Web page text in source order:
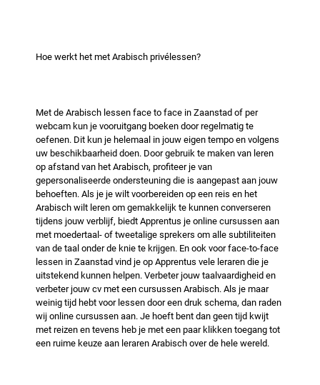
Hoe werkt het met Arabisch privélessen?
Met de Arabisch lessen face to face in Zaanstad of per
webcam kun je vooruitgang boeken door regelmatig te
oefenen. Dit kun je helemaal in jouw eigen tempo en volgens
uw beschikbaarheid doen. Door gebruik te maken van leren
op afstand van het Arabisch, profiteer je van
gepersonaliseerde ondersteuning die is aangepast aan jouw
behoeften. Als je je wilt voorbereiden op een reis en het
Arabisch wilt leren om gemakkelijk te kunnen converseren
tijdens jouw verblijf, biedt Apprentus je online cursussen aan
met moedertaal- of tweetalige sprekers om alle subtiliteiten
van de taal onder de knie te krijgen. En ook voor face-to-face
lessen in Zaanstad vind je op Apprentus vele leraren die je
uitstekend kunnen helpen. Verbeter jouw taalvaardigheid en
verbeter jouw cv met een cursussen Arabisch. Als je maar
weinig tijd hebt voor lessen door een druk schema, dan raden
wij online cursussen aan. Je hoeft bent dan geen tijd kwijt
met reizen en tevens heb je met een paar klikken toegang tot
een ruime keuze aan leraren Arabisch over de hele wereld.